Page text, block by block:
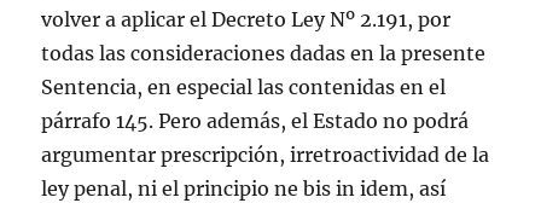
volver a aplicar el Decreto Ley Nº 2.191, por
todas las consideraciones dadas en la presente
Sentencia, en especial las contenidas en el
párrafo 145. Pero además, el Estado no podrá
argumentar prescripción, irretroactividad de la
ley penal, ni el principio ne bis in idem, así